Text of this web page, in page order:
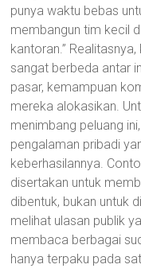
punya waktu bebas
membangun tim kecil
kantoran.”
sangat berbeda antar
pasar, kemampuan
mereka alokasikan.
menimbang peluang
pengalaman pribadi
keberhasilannya.
disertakan untuk
dibentuk, bukan untuk
melihat ulasan publik
membaca berbagai
hanya terpaku pada